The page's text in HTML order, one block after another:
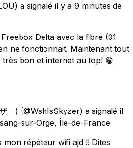
a signalé il y a 9 minutes de
Delta avec la fibre (91
ne fonctionnait. Maintenant tout
bon et internet au top! 😁
ー) (@WshIsSkyzer) a signalé il
sur-Orge, Île-de-France
mon répéteur wifi ajd !! Dites